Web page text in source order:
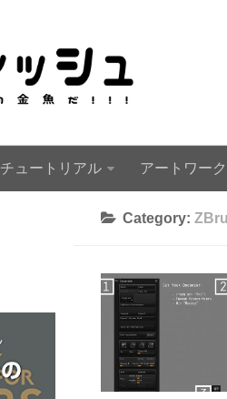
チュートリアル アートワー
Category: